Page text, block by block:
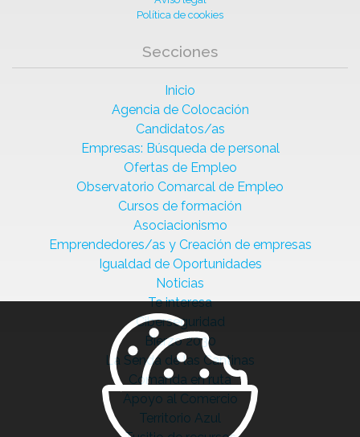
Política de cookies
Secciones
Inicio
Agencia de Colocación
Candidatos/as
Empresas: Búsqueda de personal
Ofertas de Empleo
Observatorio Comarcal de Empleo
Cursos de formación
Asociacionismo
Emprendedores/as y Creación de empresas
Igualdad de Oportunidades
Noticias
Te interesa
Ciberseguridad
Bierzo 2030
La Senda de las Cantinas
Comanda en ruta
Apoyo al Comercio
Territorio Azul